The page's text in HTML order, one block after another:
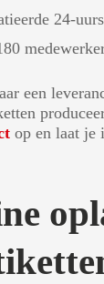
24-
een
op en laat je